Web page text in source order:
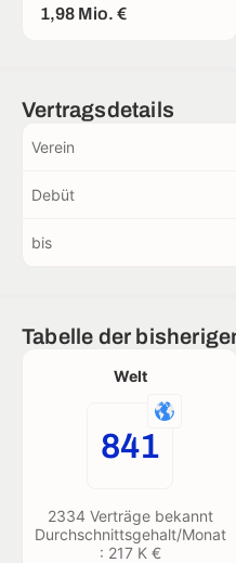
1,98 Mio. €
Vertragsdetails
Verein
Debüt
bis
Tabelle der
Welt
841
2334 Verträge bekannt
Durchschnittsgehalt/Monat
: 217 K €